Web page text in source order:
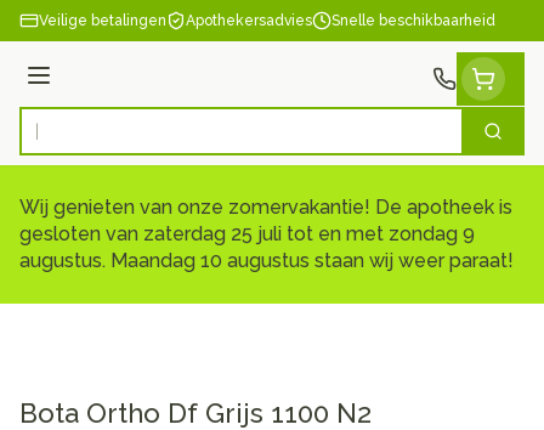
Ga naar de inhoud
Veilige betalingen Apothekersadvies Snelle beschikbaarheid
Menu
Product, merk, categorie... Zoek
Wij genieten van onze zomervakantie! De apotheek is
gesloten van zaterdag 25 juli tot en met zondag 9
augustus. Maandag 10 augustus staan wij weer paraat!
Bota Ortho Df Grijs 1100 N2